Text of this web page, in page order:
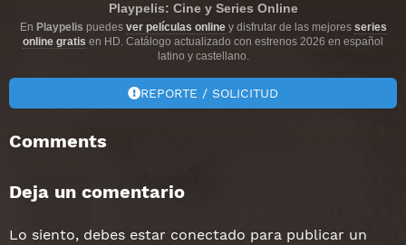
Playpelis: Cine y Series Online
En Playpelis puedes ver películas onliney disfrutar de las mejores series
online gratis en HD. Catálogo actualizado con estrenos 2026 en español
latino y castellano.
REPORTE / SOLICITUD
Comments
Deja un comentario
Lo siento, debes estar conectado para publicar un